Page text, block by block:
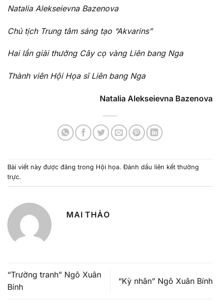
Natalia Alekseievna Bazenova
Chủ tịch Trung tâm sáng tạo “Akvarins”
Hai lần giải thưởng Cây cọ vàng Liên bang Nga
Thành viên Hội Họa sĩ Liên bang Nga
Natalia Alekseievna Bazenova
Bài viết này được đăng trong Hội họa. Đánh dấu liên kết thường
trực.
MAI THẢO
“Trường tranh” Ngô Xuân
Bính
“Kỳ nhân” Ngô Xuân Bính